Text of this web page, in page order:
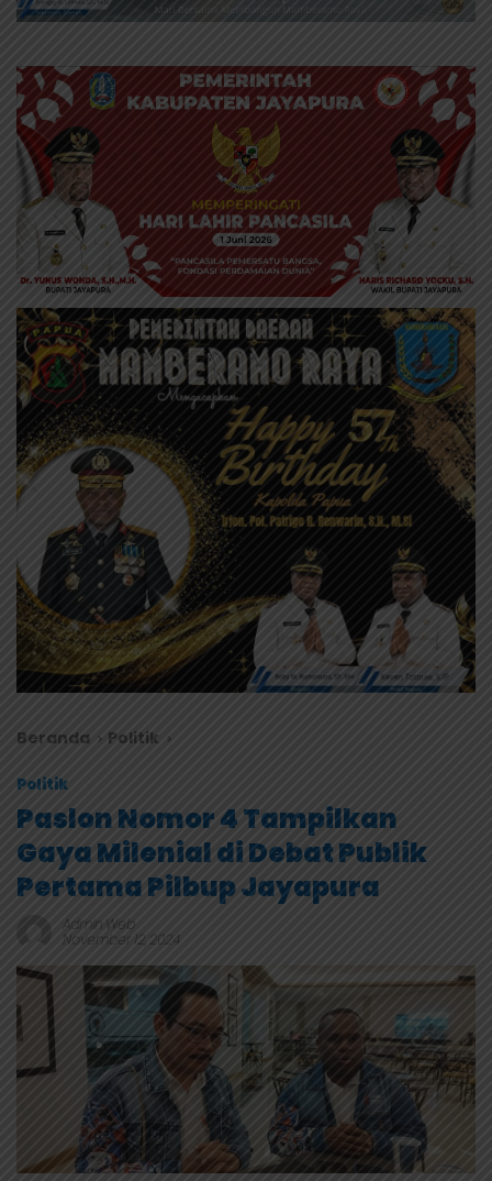
Beranda Politik
Politik
Paslon Nomor 4 Tampilkan
Gaya Milenial di Debat Publik
Pertama Pilbup Jayapura
Admin Web
November 12, 2024